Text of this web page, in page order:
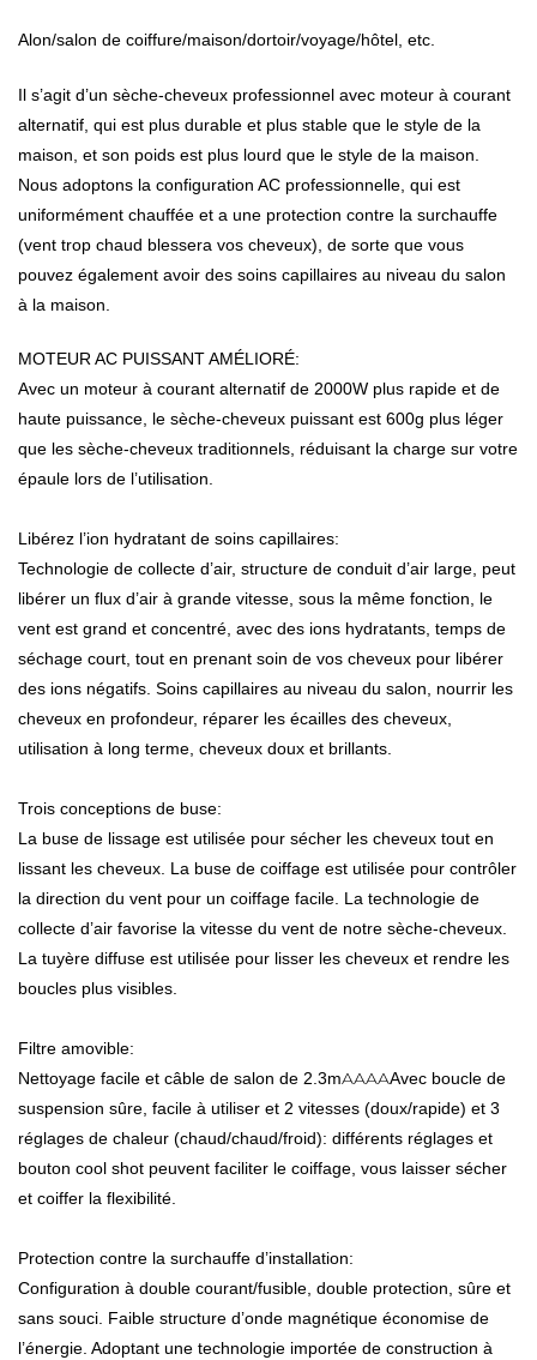
Alon/salon de coiffure/maison/dortoir/voyage/hôtel, etc.
Il s’agit d’un sèche-cheveux professionnel avec moteur à courant
alternatif, qui est plus durable et plus stable que le style de la
maison, et son poids est plus lourd que le style de la maison.
Nous adoptons la configuration AC professionnelle, qui est
uniformément chauffée et a une protection contre la surchauffe
(vent trop chaud blessera vos cheveux), de sorte que vous
pouvez également avoir des soins capillaires au niveau du salon
à la maison.
MOTEUR AC PUISSANT AMÉLIORÉ:
Avec un moteur à courant alternatif de 2000W plus rapide et de
haute puissance, le sèche-cheveux puissant est 600g plus léger
que les sèche-cheveux traditionnels, réduisant la charge sur votre
épaule lors de l’utilisation.
Libérez l’ion hydratant de soins capillaires:
Technologie de collecte d’air, structure de conduit d’air large, peut
libérer un flux d’air à grande vitesse, sous la même fonction, le
vent est grand et concentré, avec des ions hydratants, temps de
séchage court, tout en prenant soin de vos cheveux pour libérer
des ions négatifs. Soins capillaires au niveau du salon, nourrir les
cheveux en profondeur, réparer les écailles des cheveux,
utilisation à long terme, cheveux doux et brillants.
Trois conceptions de buse:
La buse de lissage est utilisée pour sécher les cheveux tout en
lissant les cheveux. La buse de coiffage est utilisée pour contrôler
la direction du vent pour un coiffage facile. La technologie de
collecte d’air favorise la vitesse du vent de notre sèche-cheveux.
La tuyère diffuse est utilisée pour lisser les cheveux et rendre les
boucles plus visibles.
Filtre amovible:
Nettoyage facile et câble de salon de 2.3mAAAAAvec boucle de
suspension sûre, facile à utiliser et 2 vitesses (doux/rapide) et 3
réglages de chaleur (chaud/chaud/froid): différents réglages et
bouton cool shot peuvent faciliter le coiffage, vous laisser sécher
et coiffer la flexibilité.
Protection contre la surchauffe d’installation:
Configuration à double courant/fusible, double protection, sûre et
sans souci. Faible structure d’onde magnétique économise de
l’énergie. Adoptant une technologie importée de construction à